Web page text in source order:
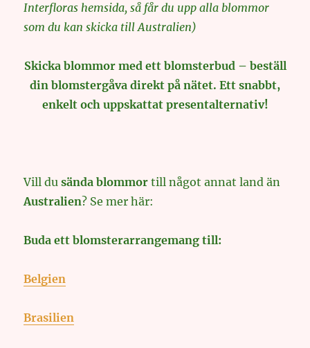
Interfloras hemsida, så får du upp alla blommor
som du kan skicka till Australien)
Skicka blommor med ett blomsterbud – beställ
din blomstergåva direkt på nätet. Ett snabbt,
enkelt och uppskattat presentalternativ!
Vill dusända blommor till något annat land än
Australien? Se mer här:
Buda ett blomsterarrangemang till:
Belgien
Brasilien